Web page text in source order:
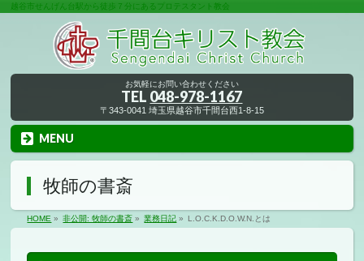
越谷市せんげん台駅から徒歩７分にあるプロテスタント教会
お気軽にお問い合わせください
TEL 048-978-1167
〒343-0041 埼玉県越谷市千間台西1-8-15
MENU
牧師の書斎
HOME » 非公開: 牧師の書斎 » 業務日記 » L.O.C.K.D.O.W.N.とは